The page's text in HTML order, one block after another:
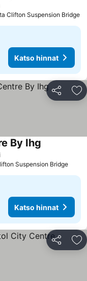
Clifton Suspension Bridge
Katso hinnat
Jaa
By Ihg
Suspension Bridge
Katso hinnat
Jaa